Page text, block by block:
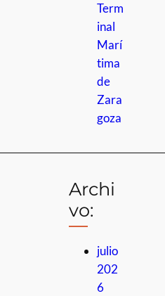
Term
inal
Marí
tima
de
Zara
goza
Archi
vo:
julio
202
6